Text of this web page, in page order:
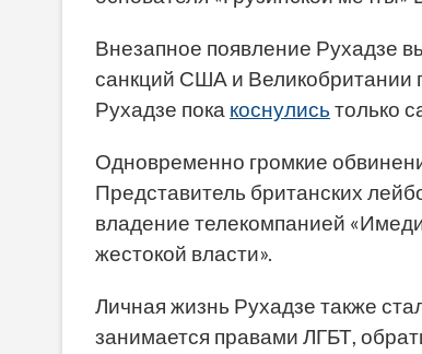
Внезапное появление Рухадзе
санкций США и Великобритании
Рухадзе пока коснулись только
Одновременно громкие
Представитель британских
владение телекомпанией
жестокой власти».
Личная жизнь Рухадзе также
занимается правами ЛГБТ,